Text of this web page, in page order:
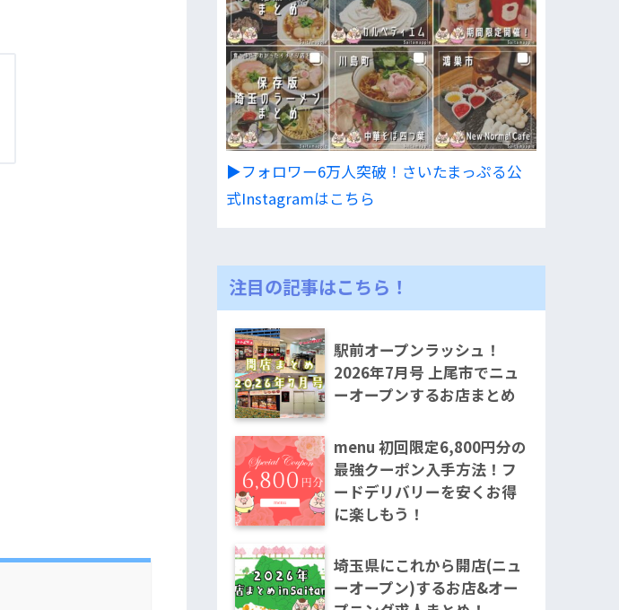
▶︎フォロワー6万人突破！さいたまっぷる公
式Instagramはこちら
注目の記事はこちら！
駅前オープンラッシュ！
2026年7月号 上尾市でニュ
ーオープンするお店まとめ
menu 初回限定6,800円分の
最強クーポン入手方法！フ
ードデリバリーを安くお得
に楽しもう！
埼玉県にこれから開店(ニュ
ーオープン)するお店&オー